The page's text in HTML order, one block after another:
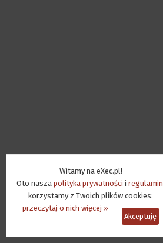
Witamy na eXec.pl!
Oto nasza polityka prywatności i regulamin
korzystamy z Twoich plików cookies:
przeczytaj o nich więcej »
Akceptuję